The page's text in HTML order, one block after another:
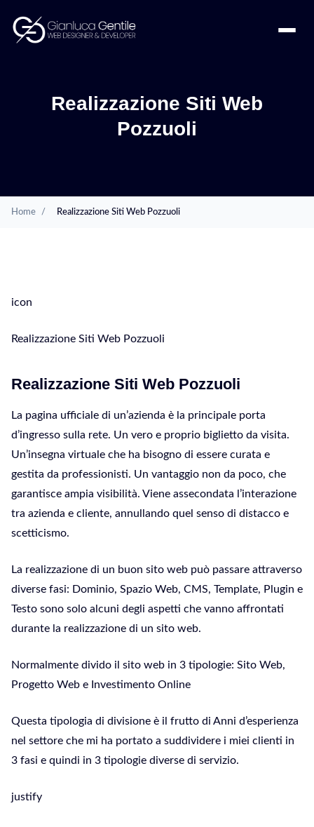
Realizzazione Siti Web
Pozzuoli
Home / Realizzazione Siti Web Pozzuoli
icon
Realizzazione Siti Web Pozzuoli
Realizzazione Siti Web Pozzuoli
La pagina ufficiale di un’azienda è la principale porta
d’ingresso sulla rete. Un vero e proprio biglietto da visita.
Un’insegna virtuale che ha bisogno di essere curata e
gestita da professionisti. Un vantaggio non da poco, che
garantisce ampia visibilità. Viene assecondata l’interazione
tra azienda e cliente, annullando quel senso di distacco e
scetticismo.
La realizzazione di un buon sito web può passare attraverso
diverse fasi: Dominio, Spazio Web, CMS, Template, Plugin e
Testo sono solo alcuni degli aspetti che vanno affrontati
durante la realizzazione di un sito web.
Normalmente divido il sito web in 3 tipologie: Sito Web,
Progetto Web e Investimento Online
Questa tipologia di divisione è il frutto di Anni d’esperienza
nel settore che mi ha portato a suddividere i miei clienti in
3 fasi e quindi in 3 tipologie diverse di servizio.
justify